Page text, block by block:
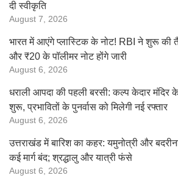
दी स्वीकृति
August 7, 2026
भारत में आएंगे प्लास्टिक के नोट! RBI ने शुरू की
और ₹20 के पॉलीमर नोट होंगे जारी
August 6, 2026
धराली आपदा की पहली बरसी: कल्प केदार मंदिर के
शुरू, प्रभावितों के पुनर्वास को मिलेगी नई रफ्तार
August 6, 2026
उत्तराखंड में बारिश का कहर: यमुनोत्री और
कई मार्ग बंद; श्रद्धालु और यात्री फंसे
August 6, 2026